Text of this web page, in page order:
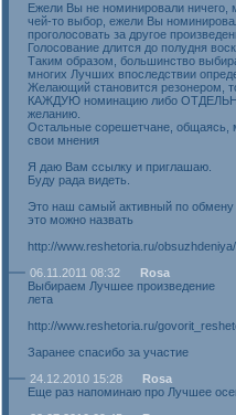
Ежели Вы не номинировали ничего,
чей-то выбор, ежели Вы
проголосовать за другое
Голосование длится до полудня
Таким образом, большинство
многих Лучших впоследствии
Желающий становится резонером,
КАЖДУЮ номинацию либо
желанию.
Остальные сорешетчане, общаясь,
свои мнения
Я даю Вам ссылку и приглашаю.
Буду рада видеть.
Это наш самый активный по обмену
это можно назвать
http://www.reshetoria.ru/
06.11.2011 08:32
Rosa
Выбираем Лучшее произведение
лета
http://www.reshetoria.ru/
Заранее спасибо за участие
24.12.2010 15:28
Rosa
Еще раз напоминаю про Лучшее